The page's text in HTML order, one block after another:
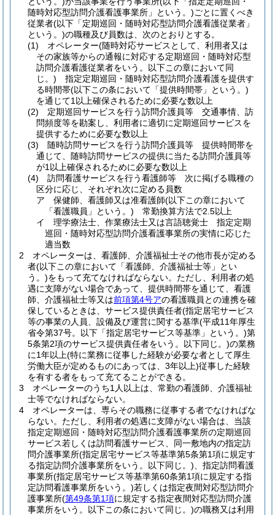
随時対応型訪問介護看護事業所」という。)ごとに置くべき
従業者(以下「定期巡回・随時対応型訪問介護看護従業者」
という。)の職種及び員数は、次のとおりとする。
(1)
オペレーター(随時対応サービスとして、利用者又は
その家族等からの通報に対応する定期巡回・随時対応型
訪問介護看護従業者をいう。以下この章において同
じ。) 指定定期巡回・随時対応型訪問介護看護を提供す
る時間帯(以下この条において「提供時間帯」という。)
を通じて1以上確保されるために必要な数以上
(2)
定期巡回サービスを行う訪問介護員等 交通事情、訪
問頻度等を勘案し、利用者に適切に定期巡回サービスを
提供するために必要な数以上
(3)
随時訪問サービスを行う訪問介護員等 提供時間帯を
通じて、随時訪問サービスの提供に当たる訪問介護員等
が1以上確保されるために必要な数以上
(4)
訪問看護サービスを行う看護師等 次に掲げる職種の
区分に応じ、それぞれ次に定める員数
ア
保健師、看護師又は准看護師(以下この章において
「看護職員」という。) 常勤換算方法で2.5以上
イ
理学療法士、作業療法士又は言語聴覚士 指定定期
巡回・随時対応型訪問介護看護事業所の実情に応じた
適当数
2
オペレーターは、看護師、介護福祉士その他市長が定める
者(以下この章において「看護師、介護福祉士等」とい
う。)をもって充てなければならない。 ただし、利用者の処
遇に支障がない場合であって、提供時間帯を通じて、看護
師、介護福祉士等又は前項第4号アの看護職員との連携を確
保しているときは、サービス提供責任者(指定居宅サービス
等の事業の人員、設備及び運営に関する基準(平成11年厚生
省令第37号。以下「指定居宅サービス等基準」という。)第
5条第2項のサービス提供責任者をいう。以下同じ。)の業務
に1年以上(特に業務に従事した経験が必要な者として厚生
労働大臣が定めるものにあっては、3年以上)従事した経験
を有する者をもって充てることができる。
3
オペレーターのうち1人以上は、常勤の看護師、介護福祉
士等でなければならない。
4
オペレーターは、専らその職務に従事する者でなければな
らない。 ただし、利用者の処遇に支障がない場合は、当該
指定定期巡回・随時対応型訪問介護看護事業所の定期巡回
サービス若しくは訪問看護サービス、同一敷地内の指定訪
問介護事業所(指定居宅サービス等基準第5条第1項に規定す
る指定訪問介護事業所をいう。以下同じ。) 、指定訪問看護
事業所(指定居宅サービス等基準第60条第1項に規定する指
定訪問看護事業所をいう。)若しくは指定夜間対応型訪問介
護事業所(第49条第1項に規定する指定夜間対応型訪問介護
事業所をいう。以下この条において同じ。)の職務又は利用